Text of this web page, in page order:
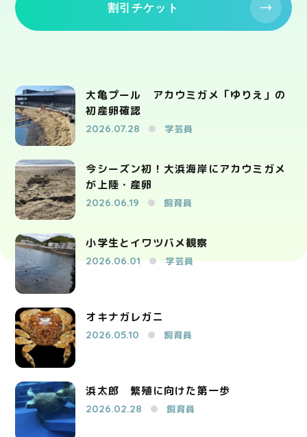
割引チケット
大亀プール アカウミガメ「ゆりえ」の
初産卵確認
2026.07.28 学芸員
今シーズン初！大浜海岸にアカウミガメ
が上陸・産卵
2026.06.19 飼育員
小学生とイワツバメ観察
2026.06.01 学芸員
オキナガレガニ
2026.05.10 飼育員
浜太郎 繁殖に向けた第一歩
2026.02.28 飼育員